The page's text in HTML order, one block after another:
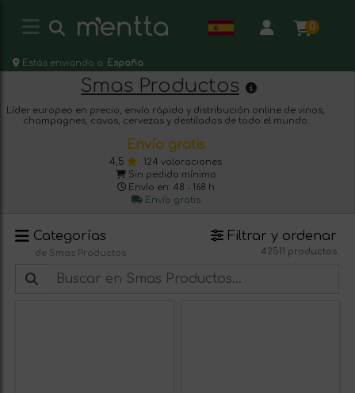
0
Estás enviando a: España
Smas Productos
Líder europeo en precio, envío rápido y distribución online de vinos,
champagnes, cavas, cervezas y destilados de todo el mundo.
Envío gratis
4,5
124 valoraciones
Sin pedido mínimo
Envío en: 48 - 168 h
Envío gratis
Categorías
de Smas Productos
Filtrar y ordenar
42511 productos